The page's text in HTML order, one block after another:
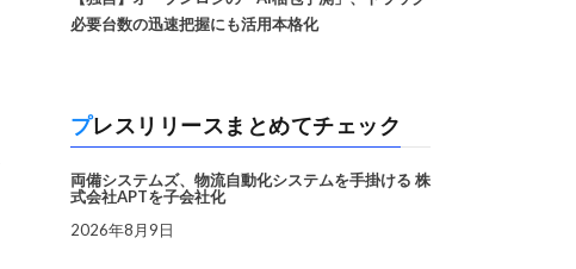
必要台数の迅速把握にも活用本格化
プレスリリースまとめてチェック
両備システムズ、物流自動化システムを手掛ける 株
式会社APTを子会社化
2026年8月9日